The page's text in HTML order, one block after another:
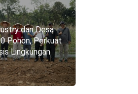
dan Desa
Pohon, Perkuat
Lingkungan